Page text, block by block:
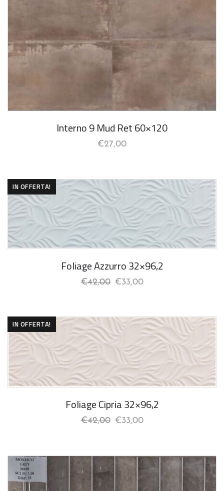
Interno 9 Mud Ret 60×120
€27,00
IN OFFERTA!
Foliage Azzurro 32×96,2
€42,00 €33,00
IN OFFERTA!
Foliage Cipria 32×96,2
€42,00 €33,00